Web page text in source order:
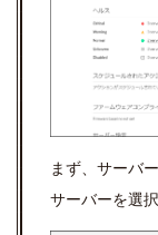
まず、サーバ
サーバーを選択